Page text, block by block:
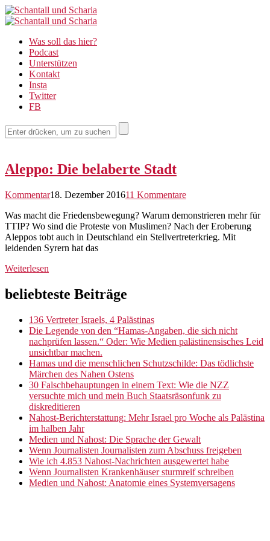
Schantall
und
Scharia
und
Scharia
Was soll das hier?
Podcast
Unterstützen
Kontakt
Insta
Twitter
FB
Aleppo: Die belaberte Stadt
Kommentar18. Dezember 201611 Kommentare
Was macht die Friedensbewegung? Warum demonstrieren mehr für
TTIP? Wo sind die Proteste von Muslimen? Nach der Eroberung
Aleppos tobt auch in Deutschland ein Stellvertreterkrieg. Mit
leidenden Syrern hat das
Weiterlesen
Sidebar
Footer
Sliding
beliebteste Beiträge
136 Vertreter Israels, 4 Palästinas
Die Legende von den “Hamas-Angaben, die sich nicht
nachprüfen lassen.“ Oder: Wie Medien palästinensisches Leid
unsichtbar machen.
Hamas und die menschlichen Schutzschilde: Das tödlichste
Märchen des Nahen Ostens
30 Falschbehauptungen in einem Text: Wie die NZZ
versuchte mich und mein Buch Staatsräsonfunk zu
diskreditieren
Nahost-Berichterstattung: Mehr Israel pro Woche als Palästina
im halben Jahr
Medien und Nahost: Die Sprache der Gewalt
Wenn Journalisten Journalisten zum Abschuss freigeben
Wie ich 4.853 Nahost-Nachrichten ausgewertet habe
Wenn Journalisten Krankenhäuser sturmreif schreiben
Medien und Nahost: Anatomie eines Systemversagens